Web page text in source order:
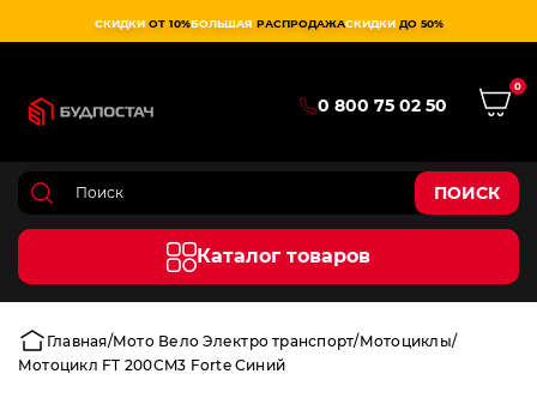
СКИДКИ ОТ 10%БОЛЬШАЯ РАСПРОДАЖАСКИДКИ ДО 50%
0 800 75 02 50
0
ПОИСК
Каталог товаров
Главная Мото Вело Электро транспорт Мотоциклы
Мотоцикл FT 200CM3 Forte Синий